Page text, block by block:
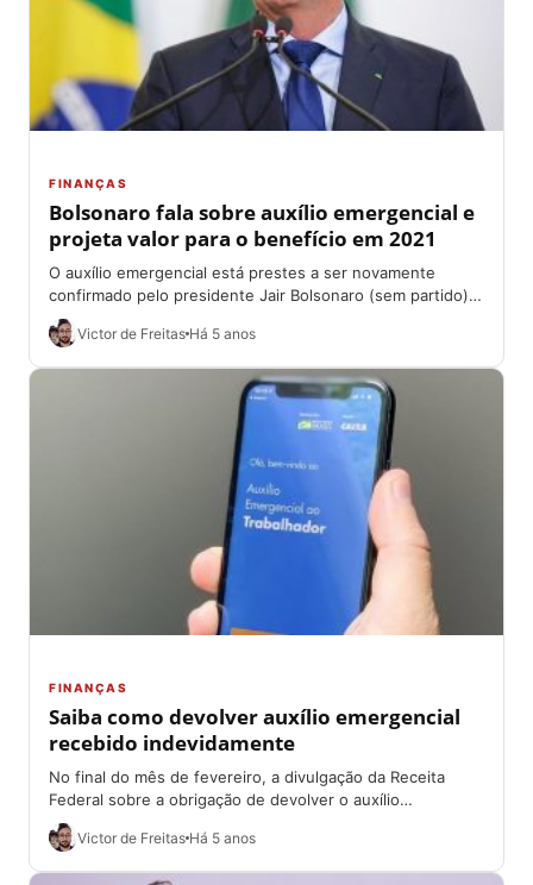
FINANÇAS
Bolsonaro fala sobre auxílio emergencial e
projeta valor para o benefício em 2021
O auxílio emergencial está prestes a ser novamente
confirmado pelo presidente Jair Bolsonaro (sem partido).
Após semanas de reuniões, entre representantes do...
Victor de Freitas Há 5 anos
FINANÇAS
Saiba como devolver auxílio emergencial
recebido indevidamente
No final do mês de fevereiro, a divulgação da Receita
Federal sobre a obrigação de devolver o auxílio
emergencial, através do Imposto...
Victor de Freitas Há 5 anos